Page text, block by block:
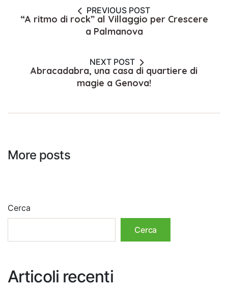
PREVIOUS POST
“A ritmo di rock” al Villaggio per Crescere
a Palmanova
NEXT POST
Abracadabra, una casa di quartiere di
magie a Genova!
More posts
Cerca
Cerca
Articoli recenti